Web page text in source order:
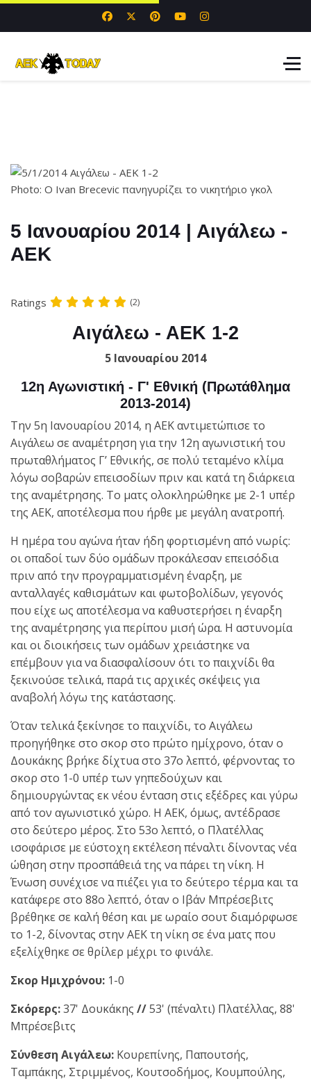
Photo: Ο Ivan Brecevic πανηγυρίζει το νικητήριο γκολ
5 Ιανουαρίου 2014 | Αιγάλεω -
ΑΕΚ
Ratings (2)
Αιγάλεω - ΑΕΚ 1-2
5 Ιανουαρίου 2014
12η Αγωνιστική - Γ' Εθνική (Πρωτάθλημα
2013-2014)
Την 5η Ιανουαρίου 2014, η ΑΕΚ αντιμετώπισε το
Αιγάλεω σε αναμέτρηση για την 12η αγωνιστική του
πρωταθλήματος Γ’ Εθνικής, σε πολύ τεταμένο κλίμα
λόγω σοβαρών επεισοδίων πριν και κατά τη διάρκεια
της αναμέτρησης. Το ματς ολοκληρώθηκε με 2-1 υπέρ
της ΑΕΚ, αποτέλεσμα που ήρθε με μεγάλη ανατροπή.
Η ημέρα του αγώνα ήταν ήδη φορτισμένη από νωρίς:
οι οπαδοί των δύο ομάδων προκάλεσαν επεισόδια
πριν από την προγραμματισμένη έναρξη, με
ανταλλαγές καθισμάτων και φωτοβολίδων, γεγονός
που είχε ως αποτέλεσμα να καθυστερήσει η έναρξη
της αναμέτρησης για περίπου μισή ώρα. Η αστυνομία
και οι διοικήσεις των ομάδων χρειάστηκε να
επέμβουν για να διασφαλίσουν ότι το παιχνίδι θα
ξεκινούσε τελικά, παρά τις αρχικές σκέψεις για
αναβολή λόγω της κατάστασης.
Όταν τελικά ξεκίνησε το παιχνίδι, το Αιγάλεω
προηγήθηκε στο σκορ στο πρώτο ημίχρονο, όταν ο
Δουκάκης βρήκε δίχτυα στο 37ο λεπτό, φέρνοντας το
σκορ στο 1-0 υπέρ των γηπεδούχων και
δημιουργώντας εκ νέου ένταση στις εξέδρες και γύρω
από τον αγωνιστικό χώρο. Η ΑΕΚ, όμως, αντέδρασε
στο δεύτερο μέρος. Στο 53ο λεπτό, ο Πλατέλλας
ισοφάρισε με εύστοχη εκτέλεση πέναλτι δίνοντας νέα
ώθηση στην προσπάθειά της να πάρει τη νίκη. Η
Ένωση συνέχισε να πιέζει για το δεύτερο τέρμα και τα
κατάφερε στο 88ο λεπτό, όταν ο Ιβάν Μπρέσεβιτς
βρέθηκε σε καλή θέση και με ωραίο σουτ διαμόρφωσε
το 1-2, δίνοντας στην ΑΕΚ τη νίκη σε ένα ματς που
εξελίχθηκε σε θρίλερ μέχρι το φινάλε.
Σκορ Ημιχρόνου: 1-0
Σκόρερς:37' Δουκάκης //53' (πέναλτι) Πλατέλλας, 88'
Μπρέσεβιτς
Σύνθεση Αιγάλεω: Κουρεπίνης, Παπουτσής,
Ταμπάκης, Στριμμένος, Κουτσοδήμος, Κουμπούλης,